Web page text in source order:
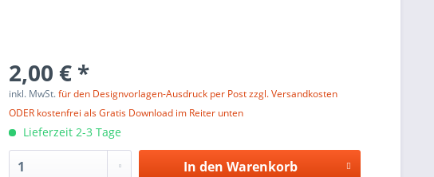
2,00 € *
inkl. MwSt.für den Designvorlagen-Ausdruck per Post zzgl. Versandkosten
ODER kostenfrei als Gratis Download im Reiter unten
Lieferzeit 2-3 Tage
In den Warenkorb